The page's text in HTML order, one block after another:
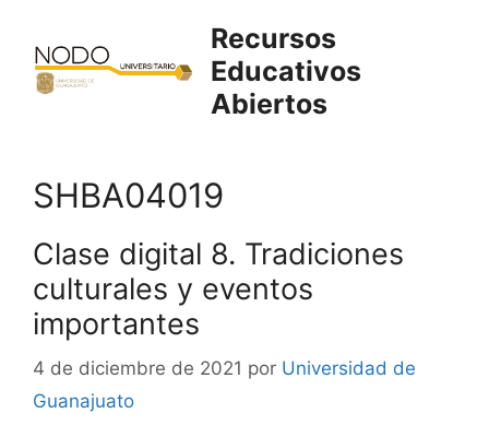
contenido
Recursos
Educativos
Abiertos
SHBA04019
Clase digital 8. Tradiciones
culturales y eventos
importantes
4 de diciembre de 2021 por Universidad de
Guanajuato